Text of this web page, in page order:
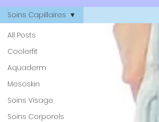
All Posts
Coolerfit
Aquaderm
Mesoskin
Soins Visage
Soins Corporels
Soins Capillaires